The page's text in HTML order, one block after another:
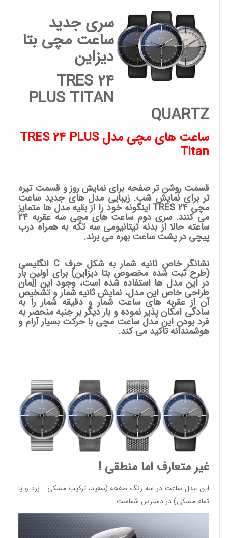
سری جدید
ساعت مچی بتا
دیزاین
TRES 24
PLUS TITAN
QUARTZ
ساعت های مچی مدل TRES 24 PLUS
Titan
قسمت روشن تر صفحه برای نمایش روز و قسمت تیره
تر برای نمایش شب. زیبایی مدل های جدید ساعت
مچی TRES 24 اینگونه خود را از بقیه مدل ها متمایز
می کنند. سری دوم ساعت های مچی سه عقربه 24
ساعته حالا از بدنه تیتانیومی سه تکه به همراه درب
پیچی در پشت ساعت بهره می برند.
نشانگر خاص ثانیه شمار به شکل حرف C انگلیسی
(طرح ثبت شده مخصوص بتا دیزاین) برای اولین بار
در این مدل ها استفاده شده است، وجود این اِلِمان
طراحی خاص این مدل، نمایش ثانیه شمار و تشخیص
آن از عقربه های ساعت شمار و دقیقه شمار را به
سادگی امکان پذیر نموده و بار دیگر بر جنبه منحصر به
فرد بودن این مدل ساعت مچی با حرکت بسیار آرام و
هوشمندانه تاکید می کند.
غیر متعارف اما منطقی !
این مدل ساعت در سه رنگ صفحه (سفید، ترکیب مشکی - زرد و یا
تمام مشکی) در دسترس شماست.